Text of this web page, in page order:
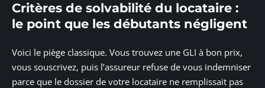
Critères de solvabilité du locataire :
le point que les débutants négligent
Voici le piège classique. Vous trouvez une GLI à bon prix,
vous souscrivez, puis l’assureur refuse de vous indemniser
parce que le dossier de votre locataire ne remplissait pas